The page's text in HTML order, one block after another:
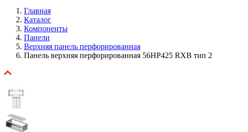
Главная
Каталог
Компоненты
Панели
Верхняя панель перфорированная
Панель верхняя перфорированная 56HP425 RXB тип 2